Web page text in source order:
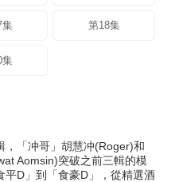
集 第18集
集
，「冲哥」胡慧冲(Roger)和
Aomsin)突破之前三輯的模
D」到「食豪D」，從精選酒